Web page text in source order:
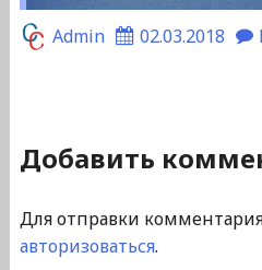
Admin 02.03.2018
Добавить
Для отправки
авторизоваться.